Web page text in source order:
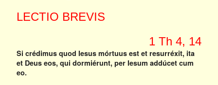
LECTIO BREVIS
1 Th 4, 14
Si crédimus quod Iesus mórtuus est et resurréxit, ita
et Deus eos, qui dormiérunt, per Iesum addúcet cum
eo.